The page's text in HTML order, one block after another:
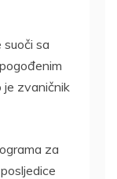
sa
je zvaničnik
za